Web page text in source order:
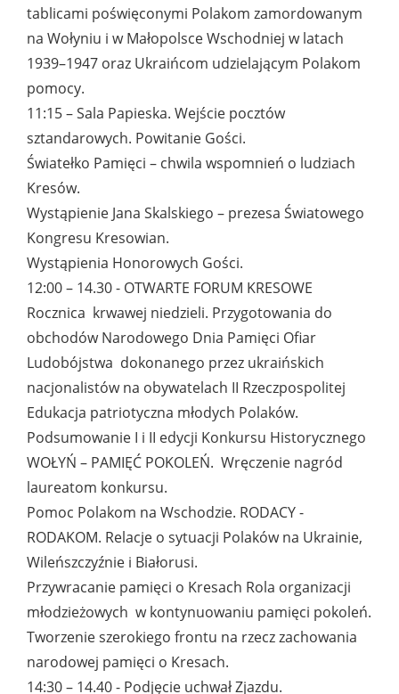
tablicami poświęconymi Polakom zamordowanym
na Wołyniu i w Małopolsce Wschodniej w latach
1939–1947 oraz Ukraińcom udzielającym Polakom
pomocy.
11:15 – Sala Papieska. Wejście pocztów
sztandarowych. Powitanie Gości.
Światełko Pamięci – chwila wspomnień o ludziach
Kresów.
Wystąpienie Jana Skalskiego – prezesa Światowego
Kongresu Kresowian.
Wystąpienia Honorowych Gości.
12:00 – 14.30 - OTWARTE FORUM KRESOWE
Rocznica krwawej niedzieli. Przygotowania do
obchodów Narodowego Dnia Pamięci Ofiar
Ludobójstwa dokonanego przez ukraińskich
nacjonalistów na obywatelach II Rzeczpospolitej
Edukacja patriotyczna młodych Polaków.
Podsumowanie I i II edycji Konkursu Historycznego
WOŁYŃ – PAMIĘĆ POKOLEŃ. Wręczenie nagród
laureatom konkursu.
Pomoc Polakom na Wschodzie. RODACY -
RODAKOM. Relacje o sytuacji Polaków na Ukrainie,
Wileńszczyźnie i Białorusi.
Przywracanie pamięci o Kresach Rola organizacji
młodzieżowych w kontynuowaniu pamięci pokoleń.
Tworzenie szerokiego frontu na rzecz zachowania
narodowej pamięci o Kresach.
14:30 – 14.40 - Podjęcie uchwał Zjazdu.